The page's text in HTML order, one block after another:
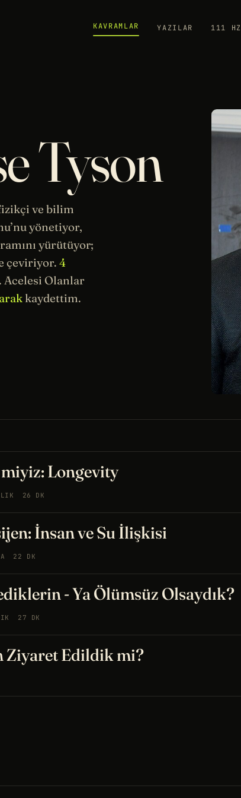
KAVRAMLAR YAZILAR 111 HZ
Tyson
ve bilim
yönetiyor,
yürütüyor;
çeviriyor. 4
Acelesi Olanlar
kaydettim.
Longevity
26 DK
İnsan ve Su İlişkisi
22 DK
- Ya Ölümsüz Olsaydık?
27 DK
Ziyaret Edildik mi?